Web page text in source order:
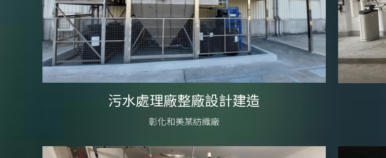
污水處理廠整廠設計建造
彰化和美某紡織廠